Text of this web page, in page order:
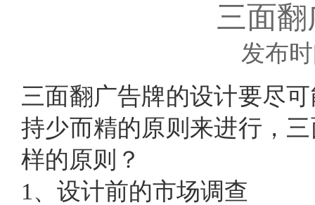
三面
发布
三面翻广告牌的设计要尽
持少而精的原则来进行，
样的原则？
1、设计前的市场调查